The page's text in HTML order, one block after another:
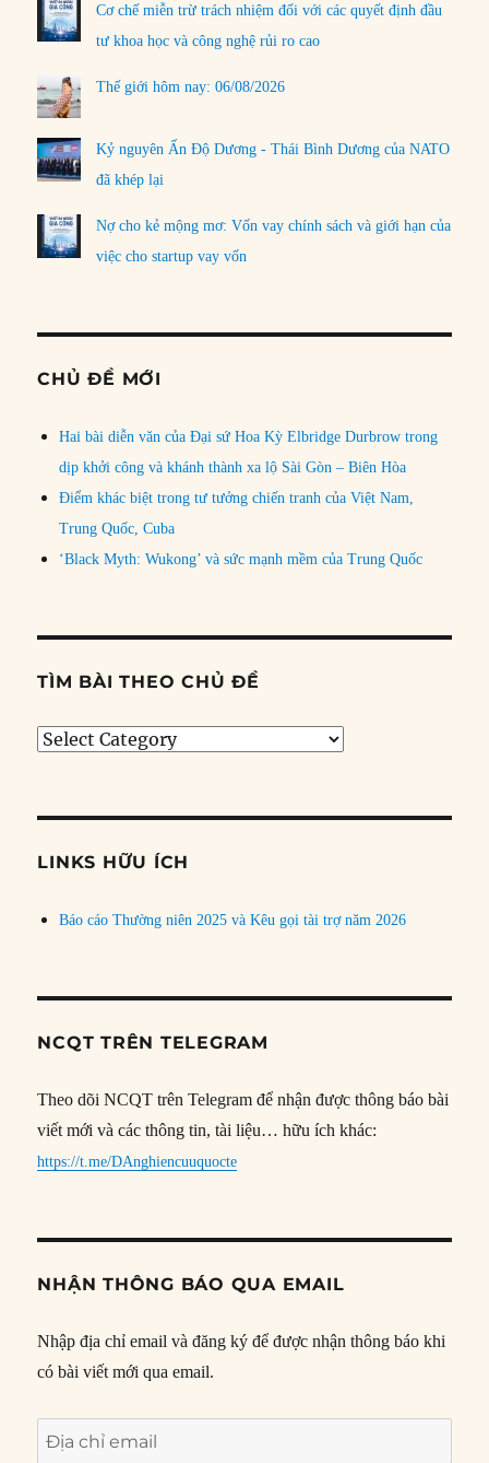
Cơ chế miễn trừ trách nhiệm đối với các quyết định đầu
tư khoa học và công nghệ rủi ro cao
Thế giới hôm nay: 06/08/2026
Kỷ nguyên Ấn Độ Dương - Thái Bình Dương của NATO
đã khép lại
Nợ cho kẻ mộng mơ: Vốn vay chính sách và giới hạn của
việc cho startup vay vốn
CHỦ ĐỀ MỚI
Hai bài diễn văn của Đại sứ Hoa Kỳ Elbridge Durbrow trong
dịp khởi công và khánh thành xa lộ Sài Gòn – Biên Hòa
Điểm khác biệt trong tư tưởng chiến tranh của Việt Nam,
Trung Quốc, Cuba
‘Black Myth: Wukong’ và sức mạnh mềm của Trung Quốc
TÌM BÀI THEO CHỦ ĐỀ
Tìm
đề
LINKS HỮU ÍCH
Báo cáo Thường niên 2025 và Kêu gọi tài trợ năm 2026
NCQT TRÊN TELEGRAM
Theo dõi NCQT trên Telegram để nhận được thông báo bài
viết mới và các thông tin, tài liệu… hữu ích khác:
https://t.me/DAnghiencuuquocte
NHẬN THÔNG BÁO QUA EMAIL
Nhập địa chỉ email và đăng ký để được nhận thông báo khi
có bài viết mới qua email.
Địa